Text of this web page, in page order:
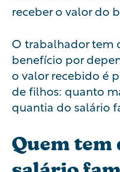
receber o valor do
O trabalhador tem
benefício por
o valor recebido é
de filhos: quanto
quantia do salário
Quem